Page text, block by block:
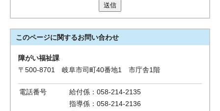
送信
このページに関するお問い合わせ
障がい福祉課
〒500-8701 岐阜市司町40番地1 市庁舎1階
電話番号
給付係：058-214-2135
指導係：058-214-2136